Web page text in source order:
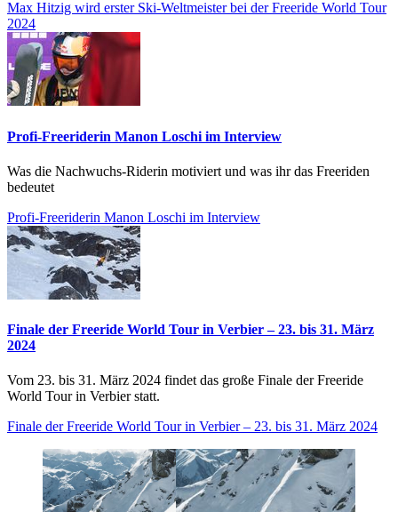
Max Hitzig wird erster Ski-Weltmeister bei der Freeride World Tour
2024
Profi-Freeriderin Manon Loschi im Interview
Was die Nachwuchs-Riderin motiviert und was ihr das Freeriden
bedeutet
Profi-Freeriderin Manon Loschi im Interview
Finale der Freeride World Tour in Verbier – 23. bis 31. März
2024
Vom 23. bis 31. März 2024 findet das große Finale der Freeride
World Tour in Verbier statt.
Finale der Freeride World Tour in Verbier – 23. bis 31. März 2024